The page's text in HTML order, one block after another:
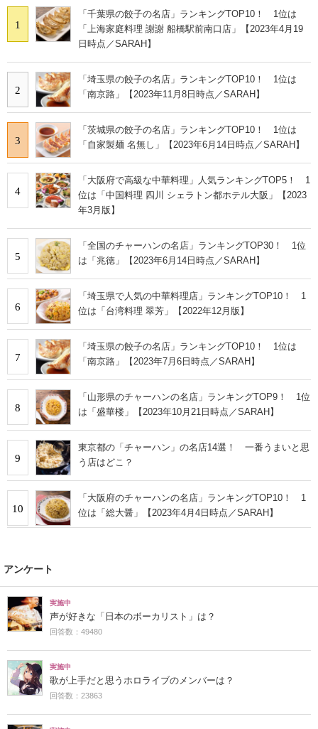
1
「千葉県の餃子の名店」ランキングTOP10！ 1位は
「上海家庭料理 謝謝 船橋駅前南口店」【2023年4月19
日時点／SARAH】
2
「埼玉県の餃子の名店」ランキングTOP10！ 1位は
「南京路」【2023年11月8日時点／SARAH】
3
「茨城県の餃子の名店」ランキングTOP10！ 1位は
「自家製麺 名無し」【2023年6月14日時点／SARAH】
4
「大阪府で高級な中華料理」人気ランキングTOP5！ 1
位は「中国料理 四川 シェラトン都ホテル大阪」【2023
年3月版】
5
「全国のチャーハンの名店」ランキングTOP30！ 1位
は「兆徳」【2023年6月14日時点／SARAH】
6
「埼玉県で人気の中華料理店」ランキングTOP10！ 1
位は「台湾料理 翠芳」【2022年12月版】
7
「埼玉県の餃子の名店」ランキングTOP10！ 1位は
「南京路」【2023年7月6日時点／SARAH】
8
「山形県のチャーハンの名店」ランキングTOP9！ 1位
は「盛華楼」【2023年10月21日時点／SARAH】
9
東京都の「チャーハン」の名店14選！ 一番うまいと思
う店はどこ？
10
「大阪府のチャーハンの名店」ランキングTOP10！ 1
位は「総大醤」【2023年4月4日時点／SARAH】
アンケート
実施中
声が好きな「日本のボーカリスト」は？
回答数：49480
実施中
歌が上手だと思うホロライブのメンバーは？
回答数：23863